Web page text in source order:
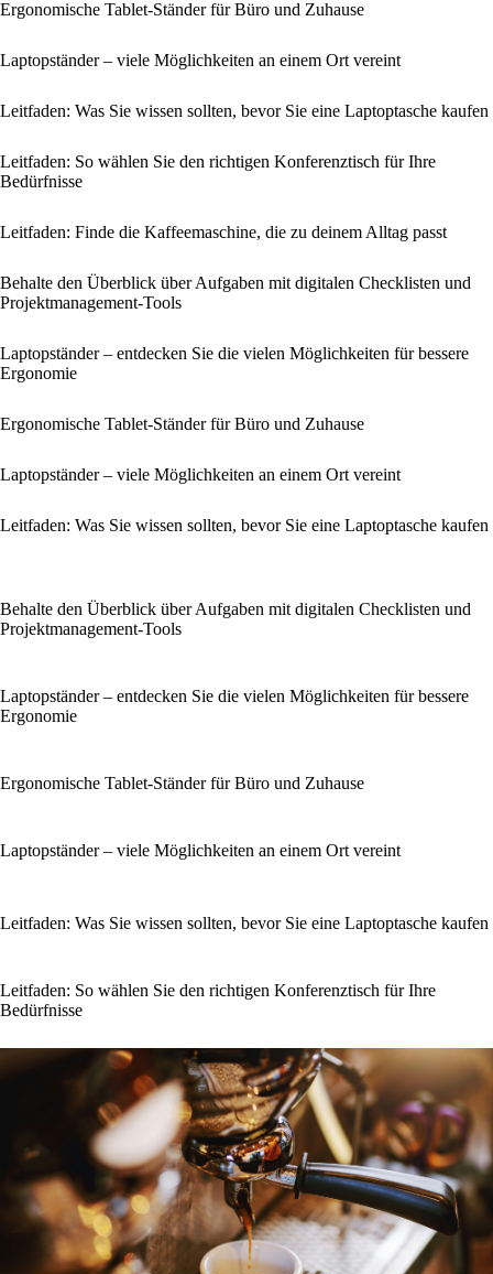
Ergonomische Tablet-Ständer für Büro und Zuhause
Laptopständer – viele Möglichkeiten an einem Ort vereint
Leitfaden: Was Sie wissen sollten, bevor Sie eine Laptoptasche kaufen
Leitfaden: So wählen Sie den richtigen Konferenztisch für Ihre
Bedürfnisse
Leitfaden: Finde die Kaffeemaschine, die zu deinem Alltag passt
Behalte den Überblick über Aufgaben mit digitalen Checklisten und
Projektmanagement-Tools
Laptopständer – entdecken Sie die vielen Möglichkeiten für bessere
Ergonomie
Ergonomische Tablet-Ständer für Büro und Zuhause
Laptopständer – viele Möglichkeiten an einem Ort vereint
Leitfaden: Was Sie wissen sollten, bevor Sie eine Laptoptasche kaufen
Behalte den Überblick über Aufgaben mit digitalen Checklisten und
Projektmanagement-Tools
Laptopständer – entdecken Sie die vielen Möglichkeiten für bessere
Ergonomie
Ergonomische Tablet-Ständer für Büro und Zuhause
Laptopständer – viele Möglichkeiten an einem Ort vereint
Leitfaden: Was Sie wissen sollten, bevor Sie eine Laptoptasche kaufen
Leitfaden: So wählen Sie den richtigen Konferenztisch für Ihre
Bedürfnisse